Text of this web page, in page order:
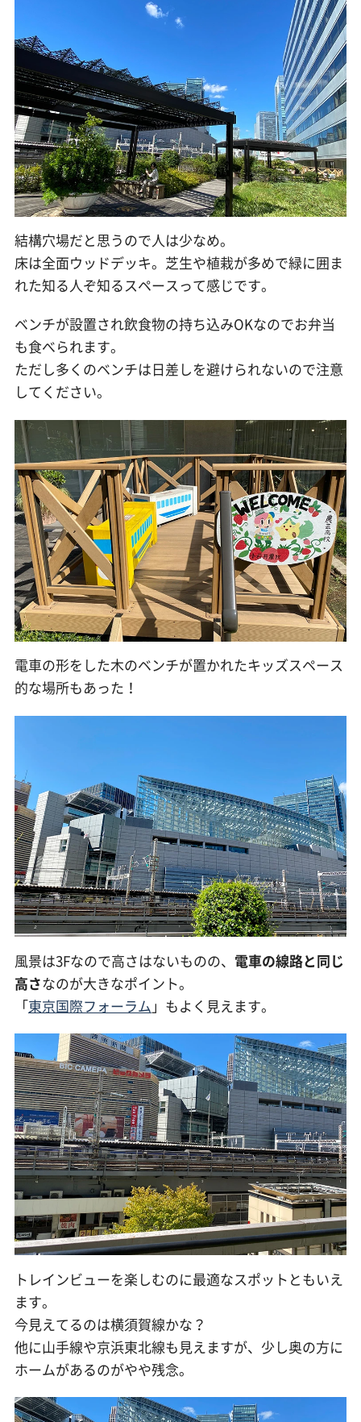
結構穴場だと思うので人は少なめ。
床は全面ウッドデッキ。芝生や植栽が多めで緑に囲ま
れた知る人ぞ知るスペースって感じです。
ベンチが設置され飲食物の持ち込みOKなのでお弁当
も食べられます。
ただし多くのベンチは日差しを避けられないので注意
してください。
電車の形をした木のベンチが置かれたキッズスペース
的な場所もあった！
風景は3Fなので高さはないものの、 電車の線路と同じ
高さなのが大きなポイント。
「東京国際フォーラム 」もよく見えます。
トレインビューを楽しむのに最適なスポットともいえ
ます。
今見えてるのは横須賀線かな？
他に山手線や京浜東北線も見えますが、少し奥の方に
ホームがあるのがやや残念。